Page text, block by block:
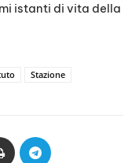
istanti di vita della
Stazione